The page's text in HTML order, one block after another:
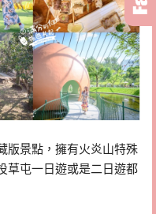
版景點，擁有火炎山特殊
草屯一日遊或是二日遊都